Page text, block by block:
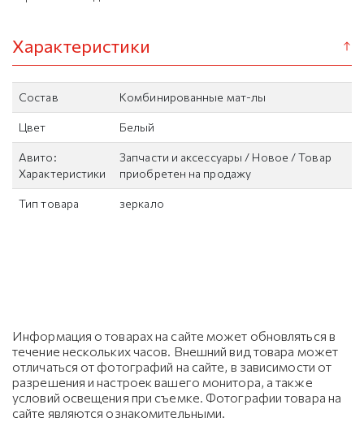
Характеристики
Состав Комбинированные мат-лы
Цвет Белый
Авито:
Характеристики
Запчасти и аксессуары / Новое / Товар
приобретен на продажу
Тип товара зеркало
Информация о товарах на сайте может обновляться в
течение нескольких часов. Внешний вид товара может
отличаться от фотографий на сайте, в зависимости от
разрешения и настроек вашего монитора, а также
условий освещения при съемке. Фотографии товара на
сайте являются ознакомительными.